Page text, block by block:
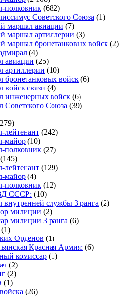
полковник (682)
Советского Союза (1)
маршал авиации (7)
маршал артиллерии (3)
маршал бронетанковых войск (2)
(4)
авиации (25)
артиллерии (10)
бронетанковых войск (6)
войск связи (4)
инженерных войск (6)
Советского Союза (39)
лейтенант (242)
майор (10)
полковник (27)
(145)
лейтенант (129)
майор (4)
полковник (12)
СССР: (10)
внутренней службы 3 ранга (2)
милиции (2)
милиции 3 ранга (6)
(1)
Орденов (1)
Красная Армия: (6)
комиссар (1)
(2)
(2)
(1)
(26)